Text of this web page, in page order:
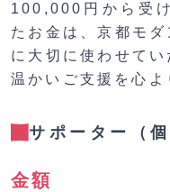
100,000円から受
たお金は、京都モ
に大切に使わせて
温かいご支援を心よ
サポーター（
金額